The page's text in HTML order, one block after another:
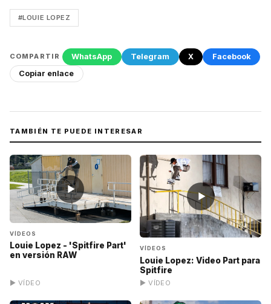
#LOUIE LOPEZ
COMPARTIR WhatsApp Telegram X
Facebook
Copiar enlace
TAMBIÉN TE PUEDE INTERESAR
▶
VÍDEOS
Louie Lopez - 'Spitfire Part'
en versión RAW
▶ VÍDEO
▶
VÍDEOS
Louie Lopez: Video Part para
Spitfire
▶ VÍDEO